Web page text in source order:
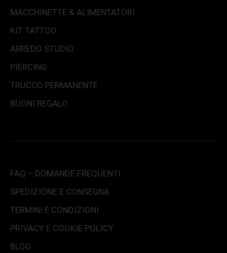
MACCHINETTE & ALIMENTATORI
KIT TATTOO
ARREDO STUDIO
PIERCING
TRUCCO PERMANENTE
BUONI REGALO
FAQ – DOMANDE FREQUENTI
SPEDIZIONE E CONSEGNA
TERMINI E CONDIZIONI
PRIVACY E COOKIE POLICY
BLOG